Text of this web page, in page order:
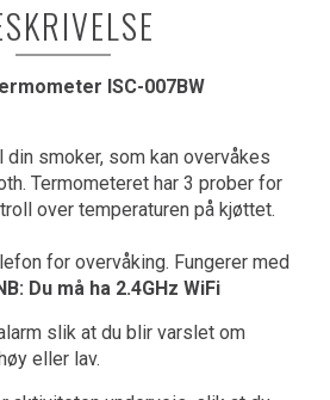
ISC-007BW
smoker, som kan overvåkes
Termometeret har 3 prober for
over temperaturen på kjøttet.
for overvåking. Fungerer med
Du må ha 2.4GHz WiFi
slik at du blir varslet om
eller lav.